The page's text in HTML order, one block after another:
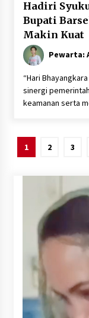
Hadiri
Bupati
Makin Kuat
Pewarta:
“Hari
sinergi
keamanan serta
Paginasi
1 2 3